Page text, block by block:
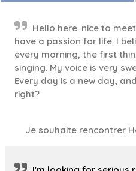
Hello here. nice to
have a passion for life. I
every morning, the first
singing. My voice is very
Every day is a new day,
right?
Je souhaite rencontrer